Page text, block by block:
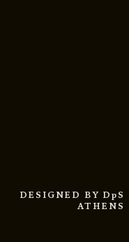
DESIGNED BY DpS
ATHENS